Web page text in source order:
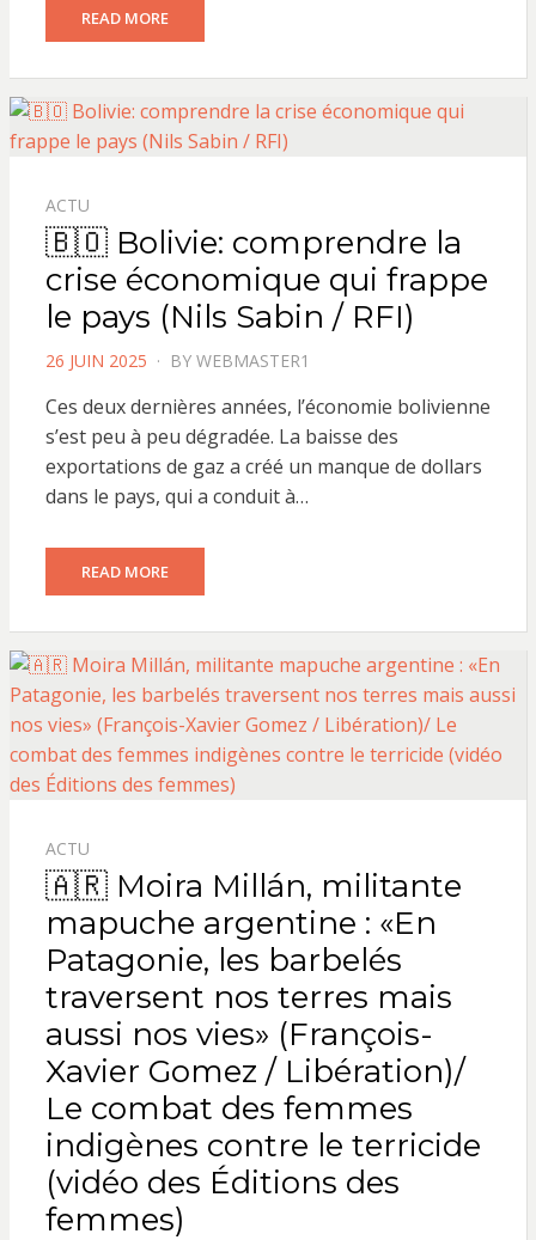
READ MORE
ACTU
🇧🇴 Bolivie: comprendre la
crise économique qui frappe
le pays (Nils Sabin / RFI)
POSTED
26 JUIN 2025 BY WEBMASTER1
Ces deux dernières années, l’économie bolivienne
s’est peu à peu dégradée. La baisse des
exportations de gaz a créé un manque de dollars
dans le pays, qui a conduit à…
READ MORE
ACTU
🇦🇷 Moira Millán, militante
mapuche argentine : «En
Patagonie, les barbelés
traversent nos terres mais
aussi nos vies» (François-
Xavier Gomez / Libération)/
Le combat des femmes
indigènes contre le terricide
(vidéo des Éditions des
femmes)